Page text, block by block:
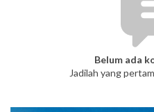
Belum ada
Jadilah yang